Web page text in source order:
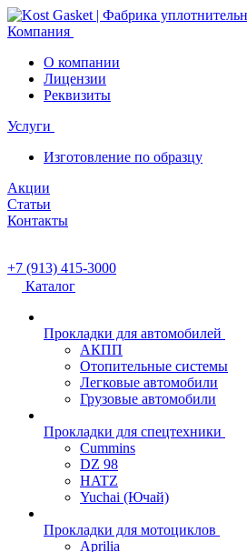
Компания
О компании
Лицензии
Реквизиты
Услуги
Изготовление по образцу
Акции
Статьи
Контакты
+7 (913) 415-3000
Каталог
Прокладки для автомобилей
АКПП
Отопительные системы
Легковые автомобили
Грузовые автомобили
Прокладки для спецтехники
Cummins
DZ 98
HATZ
Yuchai (Ючай)
Прокладки для мотоциклов
Aprilia